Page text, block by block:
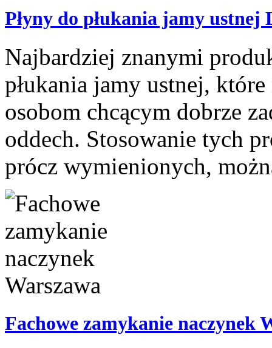
Płyny do płukania jamy ustnej
Najbardziej znanymi
płukania jamy ustnej,
osobom chcącym dobrze
oddech. Stosowanie tych
prócz wymienionych,
Fachowe zamykanie naczynek